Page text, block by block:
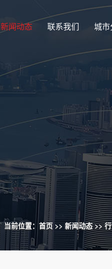
新闻动态 联系我们 城
当前位置： 首页 >> 新闻动态>>